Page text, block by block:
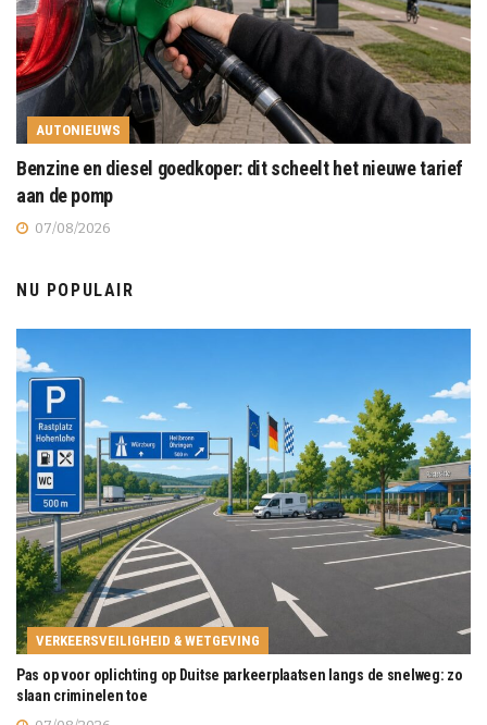
AUTONIEUWS
Benzine en diesel goedkoper: dit scheelt het nieuwe tarief
aan de pomp
07/08/2026
NU POPULAIR
VERKEERSVEILIGHEID & WETGEVING
Pas op voor oplichting op Duitse parkeerplaatsen langs de snelweg: zo
slaan criminelen toe